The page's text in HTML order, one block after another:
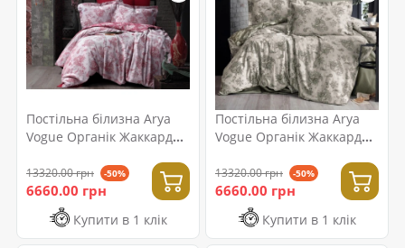
Постільна білизна Arya
Vogue Органік Жаккард
13320.00 грн -50%
6660.00 грн
Купити в 1 клік
Постільна білизна Arya
Vogue Органік Жаккард
13320.00 грн -50%
6660.00 грн
Купити в 1 клік